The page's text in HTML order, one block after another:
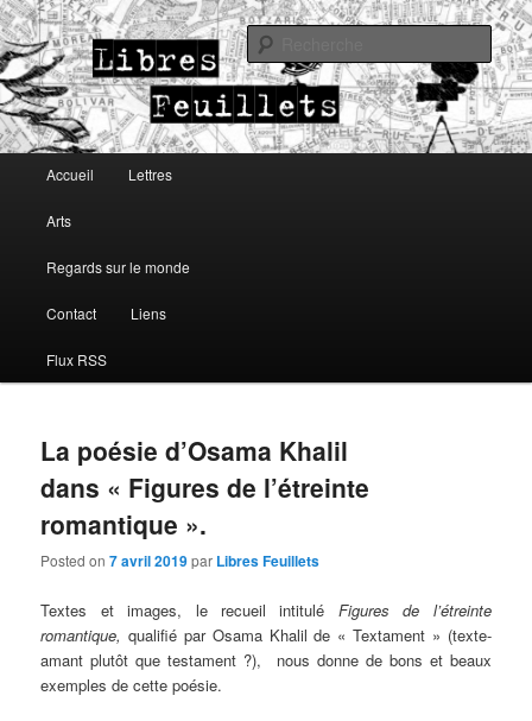
Libres Feuillets
Lettres, arts, regards sur le monde
Aller au contenu principal
Aller au contenu secondaire
Accueil Lettres
Arts
Regards sur le monde
Contact Liens
Flux RSS
La poésie d’Osama Khalil
dans « Figures de l’étreinte
romantique ».
Posted on7 avril 2019par Libres Feuillets
Textes et images, le recueil intitulé Figures de l’étreinte
romantique, qualifié par Osama Khalil de « Textament » (texte-
amant plutôt que testament ?), nous donne de bons et beaux
exemples de cette poésie.